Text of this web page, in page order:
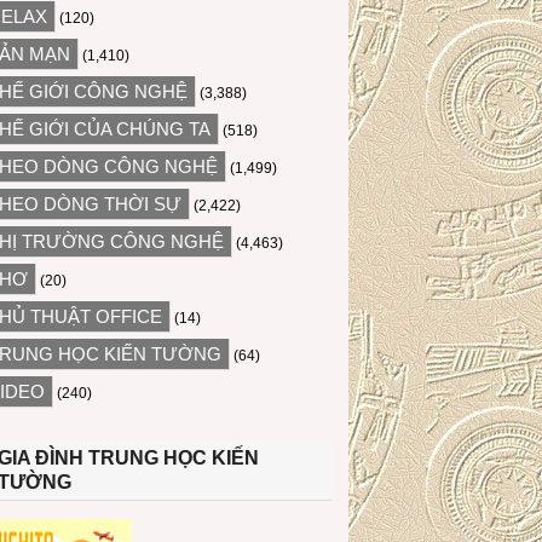
(120)
MẠN (1,410)
GIỚI CÔNG NGHỆ (3,388)
GIỚI CỦA CHÚNG TA (518)
DÒNG CÔNG NGHỆ (1,499)
DÒNG THỜI SỰ (2,422)
TRƯỜNG CÔNG NGHỆ (4,463)
(20)
THUẬT OFFICE (14)
HỌC KIẾN TƯỜNG (64)
(240)
ĐÌNH TRUNG HỌC KIẾN